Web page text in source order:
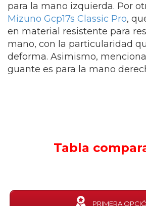
para la mano izquierda. Por
Mizuno Gcp17s Classic Pro,
en material resistente para
mano, con la particularidad
deforma. Asimismo,
guante es para la mano
Tabla
PRIMERA